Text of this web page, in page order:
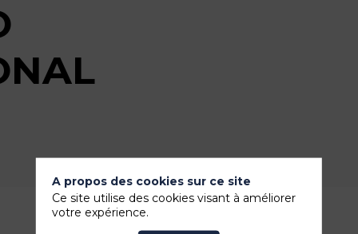
A propos des cookies sur ce site
Ce site utilise des cookies visant à améliorer
votre expérience.